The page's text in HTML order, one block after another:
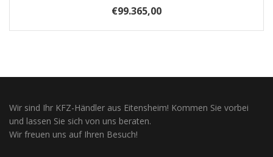
€99.365,00
Wir sind Ihr KFZ-Händler aus Eitensheim! Kommen Sie vorbei
und lassen Sie sich von uns beraten.
Wir freuen uns auf Ihren Besuch!